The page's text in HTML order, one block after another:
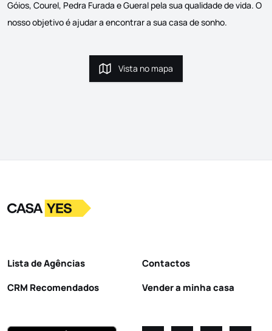
Góios, Courel, Pedra Furada e Gueral pela sua qualidade de vida. O
nosso objetivo é ajudar a encontrar a sua casa de sonho.
Vista no mapa
Vista no mapa
LogoIr para a homepage
Lista de Agências
CRM Recomendados
Contactos
Vender a minha casa